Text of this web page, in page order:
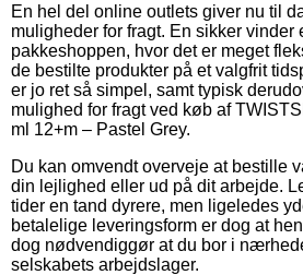
En hel del online outlets giver nu til
muligheder for fragt. En sikker vinder
pakkeshoppen, hvor det er meget
de bestilte produkter på et valgfrit
er jo ret så simpel, samt typisk
mulighed for fragt ved køb af
ml 12+m – Pastel Grey.
Du kan omvendt overveje at bestille
din lejlighed eller ud på dit arbejde.
tider en tand dyrere, men ligeledes
betalelige leveringsform er dog at
dog nødvendiggør at du bor i
selskabets arbejdslager.